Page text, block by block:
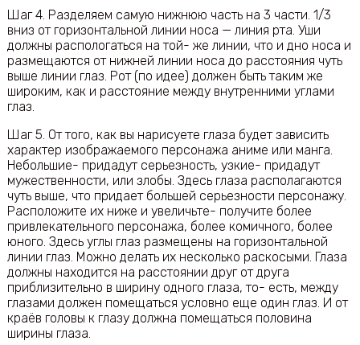
Шаг 4. Разделяем самую нижнюю часть на 3 части. 1/3
вниз от горизонтальной линии носа — линия рта. Уши
должны распологаться на той- же линии, что и дно носа и
размещаются от нижней линии носа до расстояния чуть
выше линии глаз. Рот (по идее) должен быть таким же
широким, как и расстояние между внутренними углами
глаз.
Шаг 5. От того, как вы нарисуете глаза будет зависить
характер изображаемого персонажа аниме или манга.
Небольшие- придадут серьезность, узкие- придадут
мужественности, или злобы. Здесь глаза располагаются
чуть выше, что придает большей серьезности персонажу.
Расположите их ниже и увеличьте- получите более
привлекательного персонажа, более комичного, более
юного. Здесь углы глаз размещены на горизонтальной
линии глаз. Можно делать их несколько раскосыми. Глаза
должны находится на расстоянии друг от друга
приблизительно в ширину одного глаза, то- есть, между
глазами должен помещаться условно еще один глаз. И от
краёв головы к глазу должна помещаться половина
ширины глаза.